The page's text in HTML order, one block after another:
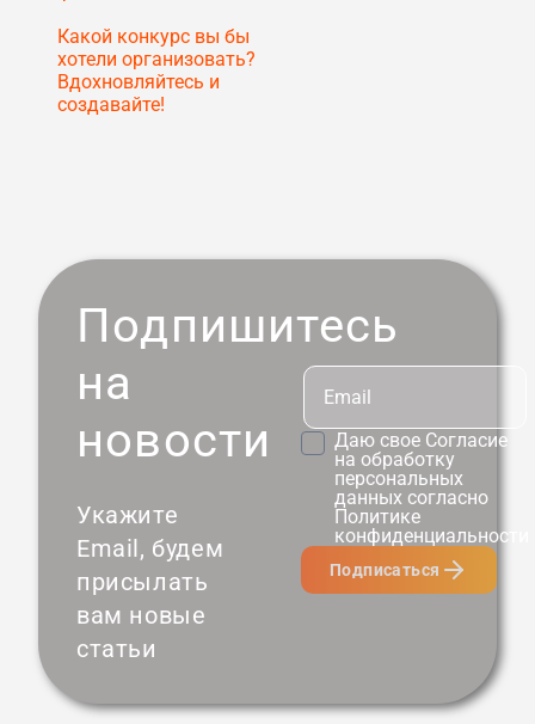
Какой конкурс вы бы
хотели организовать?
Вдохновляйтесь и
создавайте!
Подпишитесь
на
новости
Укажите
Email, будем
присылать
вам новые
статьи
Даю свое Согласие
на обработку
персональных
данных согласно
Политике
конфиденциальности
Подписаться